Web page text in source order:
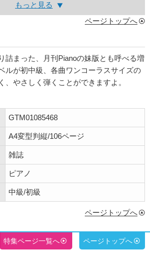
もっと見る
ページトップへ
詰まった、月刊Pianoの妹版とも呼べる増
ルが初中級、各曲ワンコーラスサイズの
、やさしく弾くことができますよ。
GTM01085468
A4変型判縦/106ページ
雑誌
ピアノ
中級/初級
ページトップへ
特集ページ一覧へ ページトップへ